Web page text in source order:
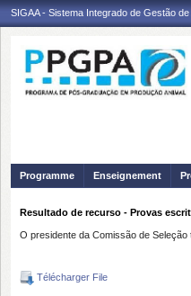
SIGAA - Sistema Integrado de Gestão
Programme Enseignement
Resultado de recurso - Provas
O presidente da Comissão de
Télécharger File